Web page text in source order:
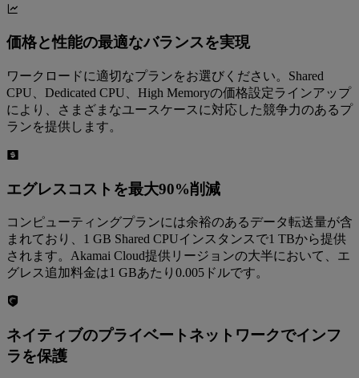
価格と性能の最適なバランスを実現
ワークロードに適切なプランをお選びください。Shared
CPU、Dedicated CPU、High Memoryの価格設定ラインアップ
により、さまざまなユースケースに対応した競争力のあるプ
ランを提供します。
エグレスコストを最大90%削減
コンピューティングプランには余裕のあるデータ転送量が含
まれており、1 GB Shared CPUインスタンスで1 TBから提供
されます。Akamai Cloud提供リージョンの大半において、エ
グレス追加料金は1 GBあたり0.005ドルです。
ネイティブのプライベートネットワークでインフ
ラを保護